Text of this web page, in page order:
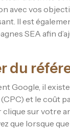
avec vos
Il est
SEA afin
du
Google, il
et le coût
clique sur votre
que lorsque